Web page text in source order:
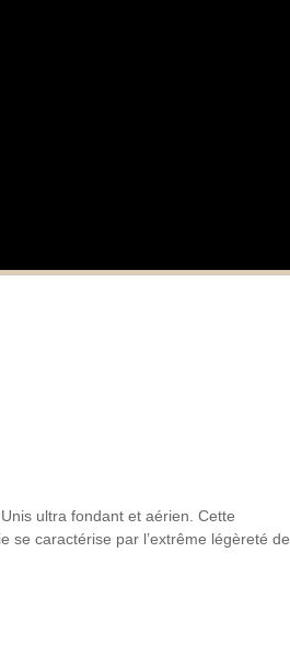
ultra fondant et aérien. Cette
se caractérise par l’extrême légèreté de